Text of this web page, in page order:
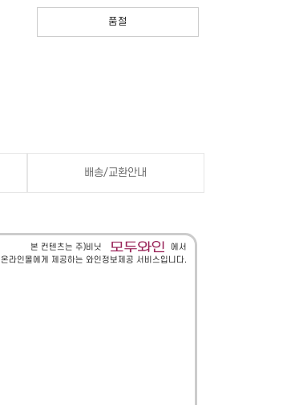
품절
배송/교환안내
본 컨텐츠는 주)비닛
에서
온라인몰에게 제공하는 와인정보제공 서비스입니다.